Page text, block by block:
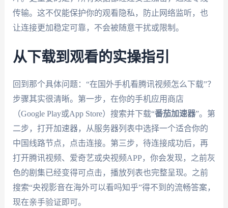
传输。这不仅能保护你的观看隐私，防止网络监听，也
让连接更加稳定可靠，不会被随意干扰或限制。
从下载到观看的实操指引
回到那个具体问题：“在国外手机看腾讯视频怎么下载”？
步骤其实很清晰。第一步，在你的手机应用商店
（Google Play或App Store）搜索并下载“番茄加速器”。第
二步，打开加速器，从服务器列表中选择一个适合你的
中国线路节点，点击连接。第三步，待连接成功后，再
打开腾讯视频、爱奇艺或央视频APP，你会发现，之前灰
色的剧集已经变得可点击，播放列表也完整呈现。之前
搜索“央视影音在海外可以看吗知乎”得不到的流畅答案，
现在亲手验证即可。